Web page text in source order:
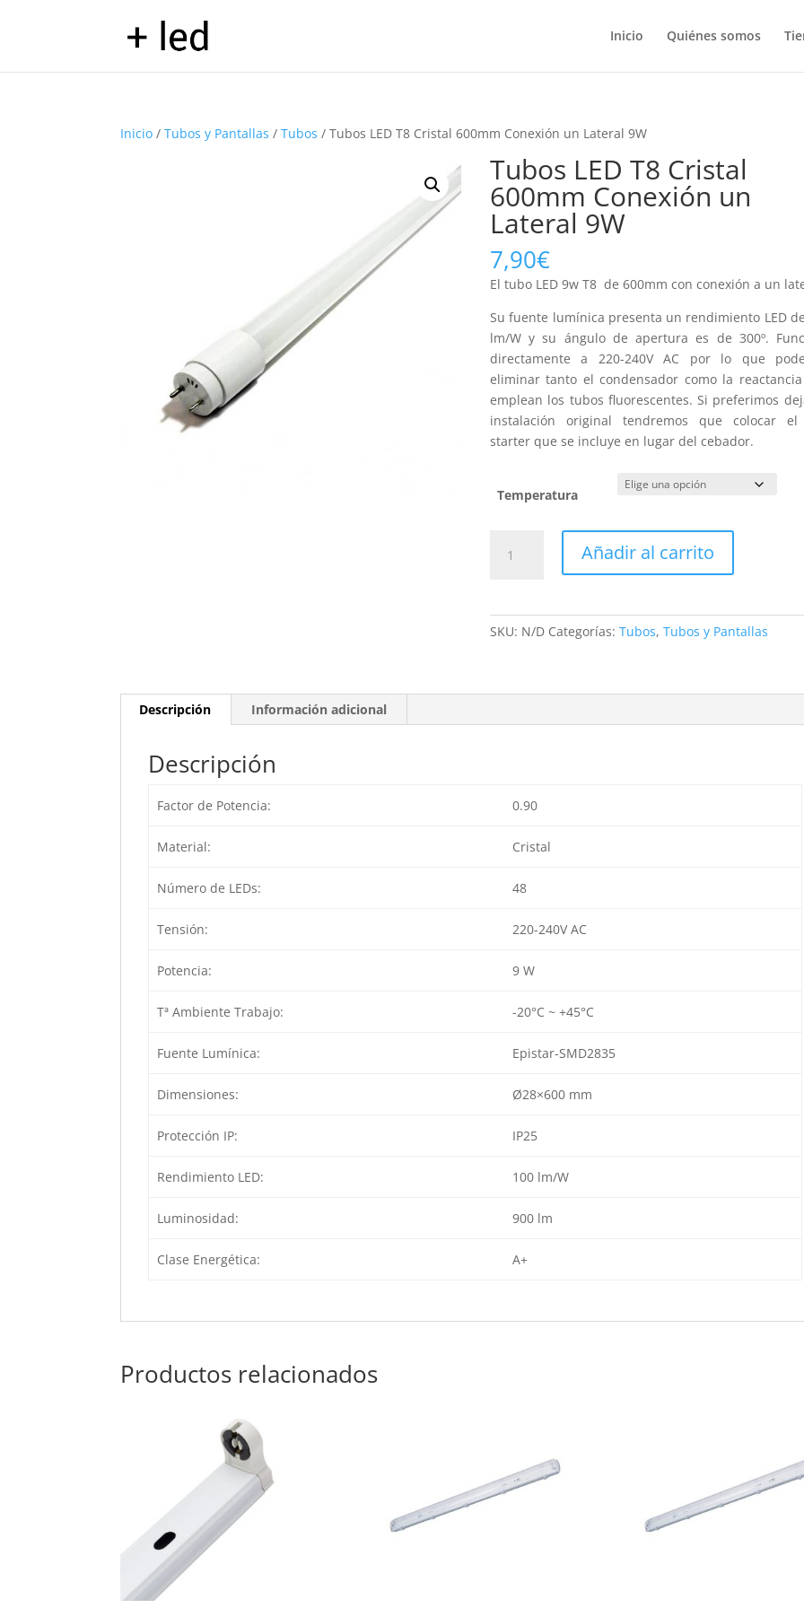
Inicio Quiénes somos
Inicio /Tubos y Pantallas /Tubos / Tubos LED T8 Cristal 600mm Conexión un Lateral 9W
Tubos LED T8 Cristal
600mm Conexión un
Lateral 9W
7,90€
El tubo LED 9w T8 de 600mm con conexión a un
Su fuente lumínica presenta un rendimiento LED
lm/W y su ángulo de apertura es de 300º.
directamente a 220-240V AC por lo que
eliminar tanto el condensador como la
emplean los tubos fluorescentes. Si preferimos
instalación original tendremos que colocar el
starter que se incluye en lugar del cebador.
Temperatura
LED
cantidad
Añadir al carrito
SKU: N/D Categorías:Tubos,Tubos y Pantallas
Descripción Información adicional
Descripción
Factor de Potencia: 0.90
Material: Cristal
Número de LEDs: 48
Tensión: 220-240V AC
Potencia: 9 W
Tª Ambiente Trabajo: -20°C ~ +45°C
Fuente Lumínica: Epistar-SMD2835
Dimensiones: Ø28×600 mm
Protección IP: IP25
Rendimiento LED: 100 lm/W
Luminosidad: 900 lm
Clase Energética: A+
Productos relacionados